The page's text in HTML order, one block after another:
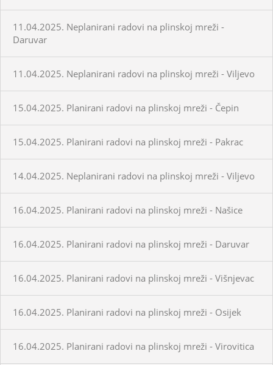
11.04.2025. Neplanirani radovi na plinskoj mreži -
Daruvar
11.04.2025. Neplanirani radovi na plinskoj mreži - Viljevo
15.04.2025. Planirani radovi na plinskoj mreži - Čepin
15.04.2025. Planirani radovi na plinskoj mreži - Pakrac
14.04.2025. Neplanirani radovi na plinskoj mreži - Viljevo
16.04.2025. Planirani radovi na plinskoj mreži - Našice
16.04.2025. Planirani radovi na plinskoj mreži - Daruvar
16.04.2025. Planirani radovi na plinskoj mreži - Višnjevac
16.04.2025. Planirani radovi na plinskoj mreži - Osijek
16.04.2025. Planirani radovi na plinskoj mreži - Virovitica